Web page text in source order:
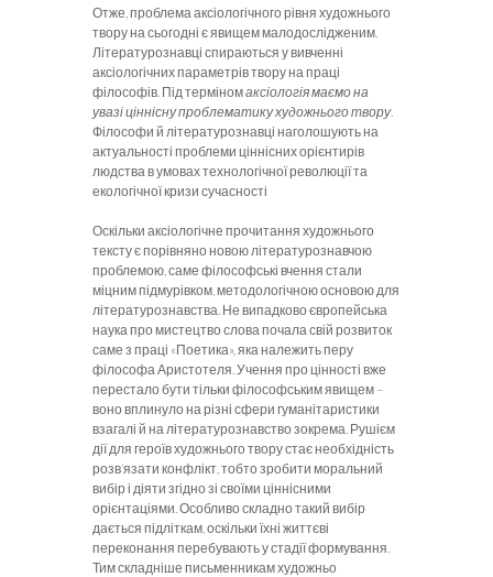
Отже, проблема аксіологічного рівня художнього
твору на сьогодні є явищем малодослідженим.
Літературознавці спираються у вивченні
аксіологічних параметрів твору на праці
філософів. Під терміномаксіологія маємо на
увазі ціннісну проблематику художнього твору.
Філософи й літературознавці наголошують на
актуальності проблеми ціннісних орієнтирів
людства в умовах технологічної революції та
екологічної кризи сучасності
Оскільки аксіологічне прочитання художнього
тексту є порівняно новою літературознавчою
проблемою, саме філософські вчення стали
міцним підмурівком, методологічною основою для
літературознавства. Не випадково європейська
наука про мистецтво слова почала свій розвиток
саме з праці «Поетика», яка належить перу
філософа Аристотеля. Учення про цінності вже
перестало бути тільки філософським явищем –
воно вплинуло на різні сфери гуманітаристики
взагалі й на літературознавство зокрема. Рушієм
дії для героїв художнього твору стає необхідність
розв’язати конфлікт, тобто зробити моральний
вибір і діяти згідно зі своїми ціннісними
орієнтаціями. Особливо складно такий вибір
дається підліткам, оскільки їхні життєві
переконання перебувають у стадії формування.
Тим складніше письменникам художньо